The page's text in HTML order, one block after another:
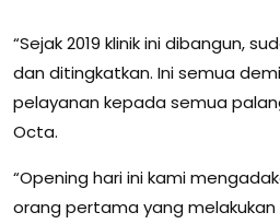
“Sejak 2019 klinik ini dibangun,
dan ditingkatkan. Ini semua
pelayanan kepada semua
Octa.
“Opening hari ini kami
orang pertama yang